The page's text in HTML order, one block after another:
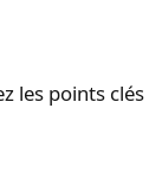
les points clés